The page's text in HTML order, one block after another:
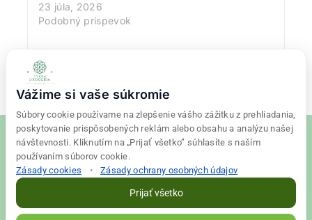
23 júla, 2026
Podobný príspevok
Vážime si vaše súkromie
Súbory cookie používame na zlepšenie vášho zážitku z prehliadania,
poskytovanie prispôsobených reklám alebo obsahu a analýzu našej
návštevnosti. Kliknutím na „Prijať všetko” súhlasíte s naším
používaním súborov cookie.
Zásady cookies
• Zásady ochrany osobných údajov
Prijať všetko